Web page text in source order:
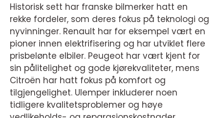
Historisk sett har franske bilmerker hatt en
rekke fordeler, som deres fokus på teknologi og
nyvinninger. Renault har for eksempel vært en
pioner innen elektrifisering og har utviklet flere
prisbelønte elbiler. Peugeot har vært kjent for
sin pålitelighet og gode kjørekvaliteter, mens
Citroën har hatt fokus på komfort og
tilgjengelighet. Ulemper inkluderer noen
tidligere kvalitetsproblemer og høye